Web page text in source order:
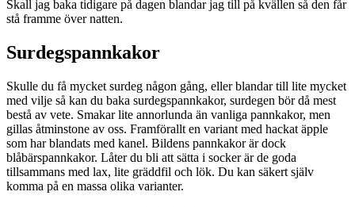
Skall jag baka tidigare på dagen blandar jag till på kvällen så den får
stå framme över natten.
Surdegspannkakor
Skulle du få mycket surdeg någon gång, eller blandar till lite mycket
med vilje så kan du baka surdegspannkakor, surdegen bör då mest
bestå av vete. Smakar lite annorlunda än vanliga pannkakor, men
gillas åtminstone av oss. Framförallt en variant med hackat äpple
som har blandats med kanel. Bildens pannkakor är dock
blåbärspannkakor. Låter du bli att sätta i socker är de goda
tillsammans med lax, lite gräddfil och lök. Du kan säkert själv
komma på en massa olika varianter.